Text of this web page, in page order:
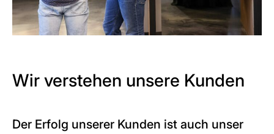
Wir verstehen unsere Kunden
Der Erfolg unserer Kunden ist auch unser